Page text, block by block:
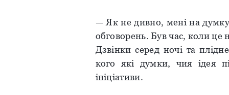
— Як не дивно, мені на думку
обговорень. Був час, коли це
Дзвінки серед ночі та
кого які думки, чия ідея
ініціативи.